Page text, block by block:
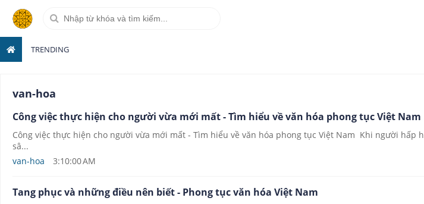
TRENDING
van-hoa
Công việc thực hiện cho người vừa mới mất - Tìm hiểu về văn hóa phong tục Việt Nam
Công việc thực hiện cho người vừa mới mất - Tìm hiểu về văn hóa phong tục Việt Nam Khi người hấp
sâ...
van-hoa
3:10:00 AM
Tang phục và những điều nên biết - Phong tục văn hóa Việt Nam